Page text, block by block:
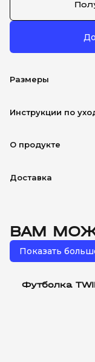
Размеры
Инструкции по
О продукте
Доставка
ВАМ
Показать
Футболка